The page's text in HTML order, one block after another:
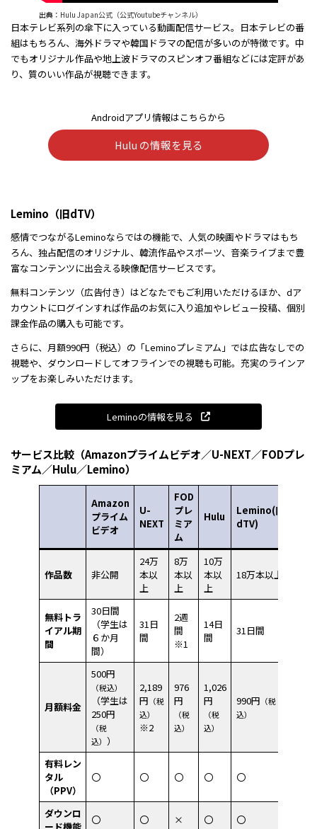
出典： Hulu Japan公式（公式Youtubeチャンネル）
日本テレビ系列の傘下に入っている動画配信サービス。日本テレビの番
組はもちろん、海外ドラマや韓国ドラマの配信が多いのが特徴です。中
でもオリジナル作品や地上波ドラマのスピンオフ番組などには定評があ
り、質のいい作品が視聴できます。
Androidアプリ情報はこちらから
Hulu の情報を見る
Lemino（旧dTV）
感情でつながるLeminoならではの機能で、人気の映画やドラマはもち
ろん、独占配信のオリジナル、韓流作品やスポーツ、音楽ライブまで豊
富なコンテンツに出会える映像配信サービスです。
無料コンテンツ（広告付き）はどなたでもご利用いただけるほか、dア
カウントにログインすれば作品のお気に入り追加やレビュー投稿、個別
課金作品の購入も可能です。
さらに、月額990円（税込）の「Leminoプレミアム」では広告なしでの
視聴や、ダウンロードしてオフラインでの視聴も可能。充実のラインア
ップをお楽しみいただけます。
Leminoの情報を見る
サービス比較（Amazonプライムビデオ／U-NEXT／FODプレ
ミアム／Hulu／Lemino）
Amazon
プライム
ビデオ
U-
NEXT
FOD
プレ
ミア
ム
Hulu
Lemino(旧
dTV)
作品数 非公開
24万
本以
上
8万
本以
上
10万
本以
上
18万本以上
無料トラ
イアル期
間
30日間
（学生は
６か月
間）
31日
間
2週
間
※1
14日
間
31日間
月額料金
500円
（税込）
（学生は
250円
（税
込） ）
2,189
円 （税
込）
※2
976
円
（税
込）
1,026
円
（税
込）
990円 （税
込）
有料レン
タル
（PPV）
〇 〇 〇 〇 〇
ダウンロ
〇 〇 × 〇 〇